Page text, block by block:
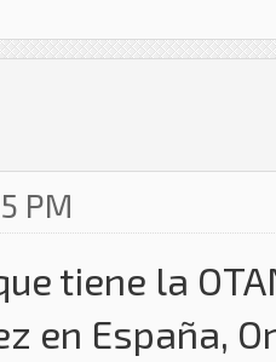
PM
tiene la
en España,